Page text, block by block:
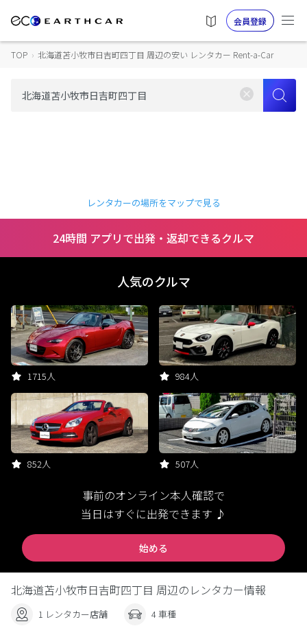
会員登録
TOP › 北海道苫小牧市日吉町四丁目 周辺の安い レンタカー Rent-a-Car
レンタカーの場所をマップで見る
24時間 アプリで出発・返却できるクルマ
人気のクルマ
1715人 984人
852人 507人
事前のオンライン本人確認で
当日はすぐに出発できます ♪
始める
北海道苫小牧市日吉町四丁目 周辺のレンタカー情報
1 レンタカー店舗 4 車種